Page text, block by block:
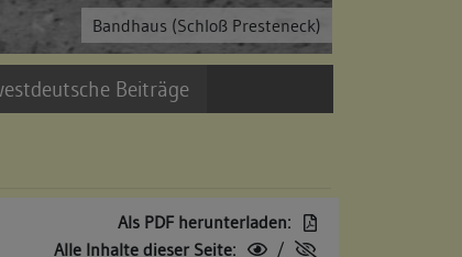
Bandhaus (Schloß Presteneck)
Beiträge
Als PDF herunterladen:
Alle Inhalte dieser Seite:
/